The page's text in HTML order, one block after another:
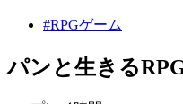
#RPGゲーム
パンと生きる